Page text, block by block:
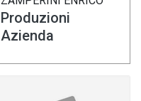
Produzioni
Azienda